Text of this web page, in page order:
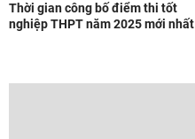
Thời gian công bố điểm thi tốt
nghiệp THPT năm 2025 mới nhất